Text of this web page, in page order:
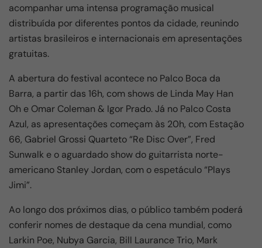
acompanhar uma intensa programação musical
distribuída por diferentes pontos da cidade, reunindo
artistas brasileiros e internacionais em apresentações
gratuitas.
A abertura do festival acontece no Palco Boca da
Barra, a partir das 16h, com shows de Linda May Han
Oh e Omar Coleman & Igor Prado. Já no Palco Costa
Azul, as apresentações começam às 20h, com Estação
66, Gabriel Grossi Quarteto “Re Disc Over”, Fred
Sunwalk e o aguardado show do guitarrista norte-
americano Stanley Jordan, com o espetáculo “Plays
Jimi”.
Ao longo dos próximos dias, o público também poderá
conferir nomes de destaque da cena mundial, como
Larkin Poe, Nubya Garcia, Bill Laurance Trio, Mark